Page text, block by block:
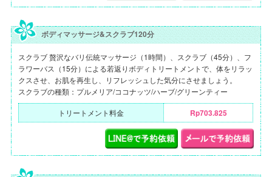
ボディマッサージ&スクラブ120分
スクラブ 贅沢なバリ伝統マッサージ（1時間）、スクラブ（45分）、フ
ラワーバス（15分）による若返りボディトリートメントで、体をリラッ
クスさせ、お肌を再生し、リフレッシュした気分にさせましょう。
スクラブの種類：プルメリア/ココナッツ/ハーブ/グリーンティー
トリートメント料金 Rp703.825